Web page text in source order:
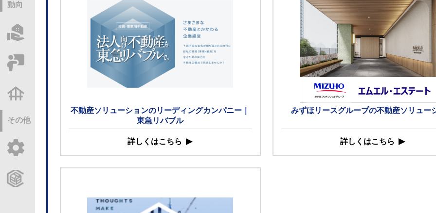
動向
その他
不動産ソリューションのリーディングカンパニー｜
東急リバブル
詳しくはこちら
みずほリースグループの不動産ソリュー
詳しくはこちら